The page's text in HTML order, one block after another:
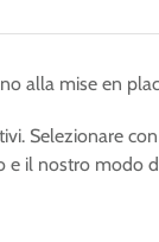
alla mise en
Selezionare
e il nostro modo